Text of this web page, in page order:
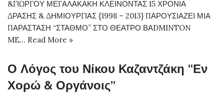
&ΓΙΩΡΓΟΥ ΜΕΓΑΛΑΚΑΚΗ ΚΛΕΙΝΟΝΤΑΣ 15 ΧΡΟΝΙΑ
ΔΡΑΣΗΣ & ΔΗΜΙΟΥΡΓΙΑΣ {1998 – 2013} ΠΑΡΟΥΣΙΑΖΕΙ ΜΙΑ
ΠΑΡΑΣΤΑΣΗ “ΣΤΑΘΜΟ” ΣΤΟ ΘΕΑΤΡΟ ΒΑDMINTON
ME… Read More »
Ο Λόγος του Νίκου Καζαντζάκη “Εν
Χορώ & Οργάνοις”